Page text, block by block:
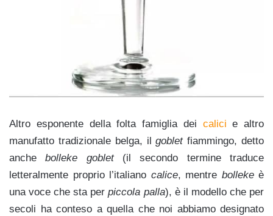
Altro esponente della folta famiglia dei calici e altro
manufatto tradizionale belga, ilgobletfiammingo, detto
anchebolleke goblet(il secondo termine traduce
letteralmente proprio l’italiano calice, mentre bollekeè
una voce che sta perpiccola palla), è il modello che per
secoli ha conteso a quella che noi abbiamo designato